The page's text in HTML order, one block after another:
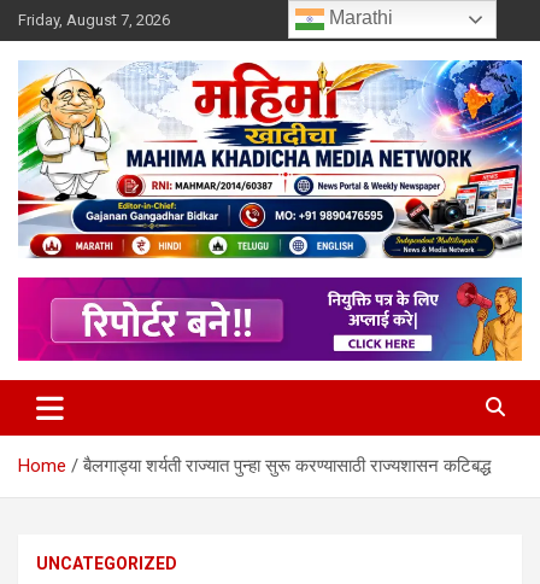
Skip
to
content
Friday, August 7, 2026
Mahimakhadicha
Home बैलगाड्या शर्यती राज्यात पुन्हा सुरू करण्यासाठी राज्यशासन कटिबद्ध
UNCATEGORIZED
Marathi